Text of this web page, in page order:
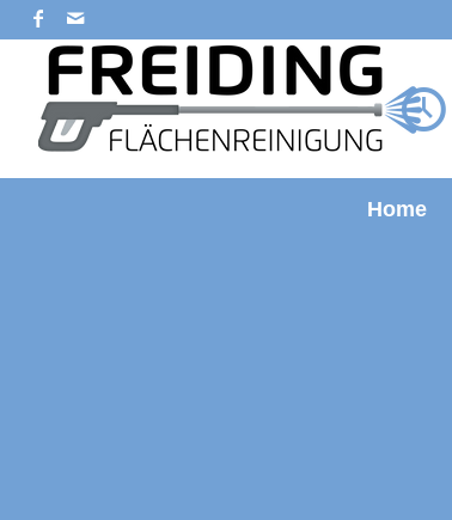
Home